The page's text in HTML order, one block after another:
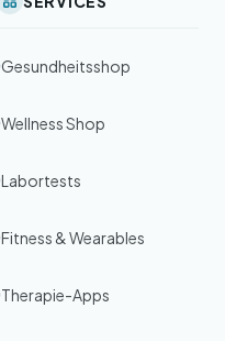
Gesundheitsshop
Wellness Shop
Labortests
Fitness & Wearables
Therapie-Apps